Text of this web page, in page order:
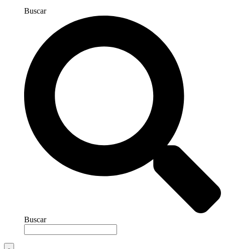
Buscar
Buscar